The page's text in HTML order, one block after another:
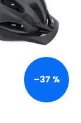
–37 %